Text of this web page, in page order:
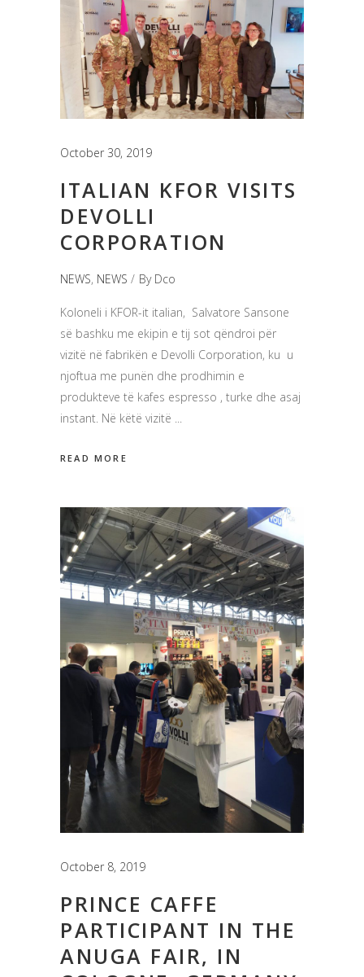
October 30, 2019
ITALIAN KFOR VISITS
DEVOLLI
CORPORATION
NEWS, NEWS By Dco
Koloneli i KFOR-it italian, Salvatore Sansone
së bashku me ekipin e tij sot qëndroi për
vizitë në fabrikën e Devolli Corporation, ku u
njoftua me punën dhe prodhimin e
produkteve të kafes espresso , turke dhe asaj
instant. Në këtë vizitë
READ MORE
October 8, 2019
PRINCE CAFFE
PARTICIPANT IN THE
ANUGA FAIR, IN